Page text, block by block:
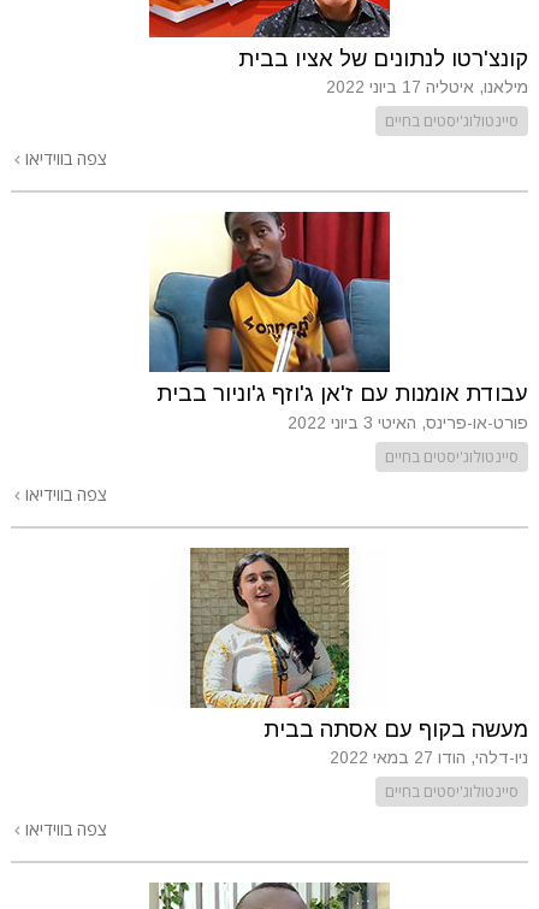
קונצ'רטו לנתונים של אציו בבית
מילאנו, איטליה 17 ביוני 2022
סיינטולוג'יסטים בחיים
צפה בווידיאו
עבודת אומנות עם ז'אן ג'וזף ג'וניור בבית
פורט-או-פרינס, האיטי 3 ביוני 2022
סיינטולוג'יסטים בחיים
צפה בווידיאו
מעשה בקוף עם אסתה בבית
ניו-דלהי, הודו 27 במאי 2022
סיינטולוג'יסטים בחיים
צפה בווידיאו